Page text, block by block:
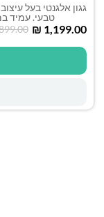
גגון אלגנטי בעל
טבעי. עמיד
₪ 1,199.00